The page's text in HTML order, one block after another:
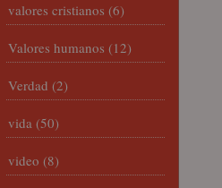
valores cristianos (6)
Valores humanos (12)
Verdad (2)
vida (50)
video (8)